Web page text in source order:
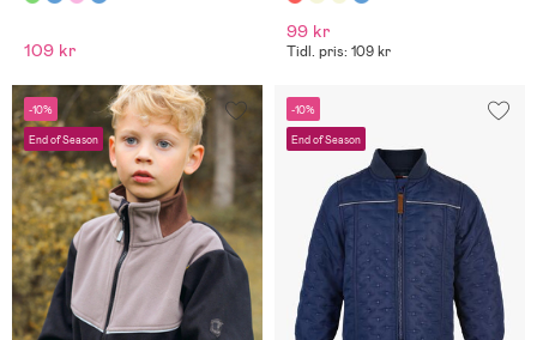
109 kr
99 kr
Tidl. pris: 109 kr
-10%
End of Season
-10%
End of Season